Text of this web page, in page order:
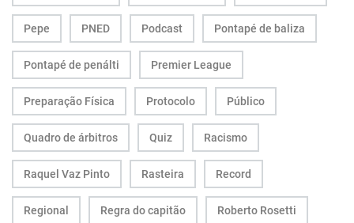
Pepe PNED Podcast Pontapé de baliza
Pontapé de penálti Premier League
Preparação Física Protocolo Público
Quadro de árbitros Quiz Racismo
Raquel Vaz Pinto Rasteira Record
Regional Regra do capitão Roberto Rosetti